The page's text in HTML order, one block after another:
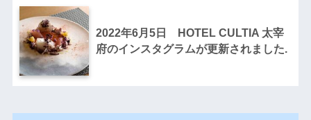
2022年6月5日 HOTEL CULTIA 太宰
府のインスタグラムが更新されました.